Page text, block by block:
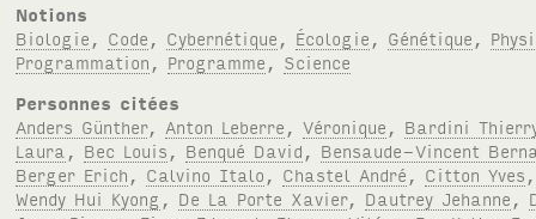
Notions
Biologie
Code Cybernétique Écologie Génétique
Programmation
Programme
Science
Personnes citées
Anders Günther, Anton Leberre ,Véronique
Bardini
Laura
Bec Louis Benqué David
Bensaude-Vincent
Berger Erich
Calvino Italo Chastel André Citton Yves
Wendy Hui Kyong
De La Porte Xavier, Dautrey Jehanne